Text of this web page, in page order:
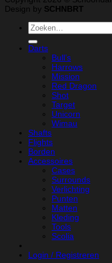
Design by SCHNBRT
Zoeken
naar:
Darts
Bull’s
Harrows
Mission
Red Dragon
Shot
Target
Unicorn
Wimau
Shafts
Flights
Borden
Accessoires
Cases
Surrounds
Verlichting
Punten
Matten
Kleding
Tools
Scolia
Login / Registreren